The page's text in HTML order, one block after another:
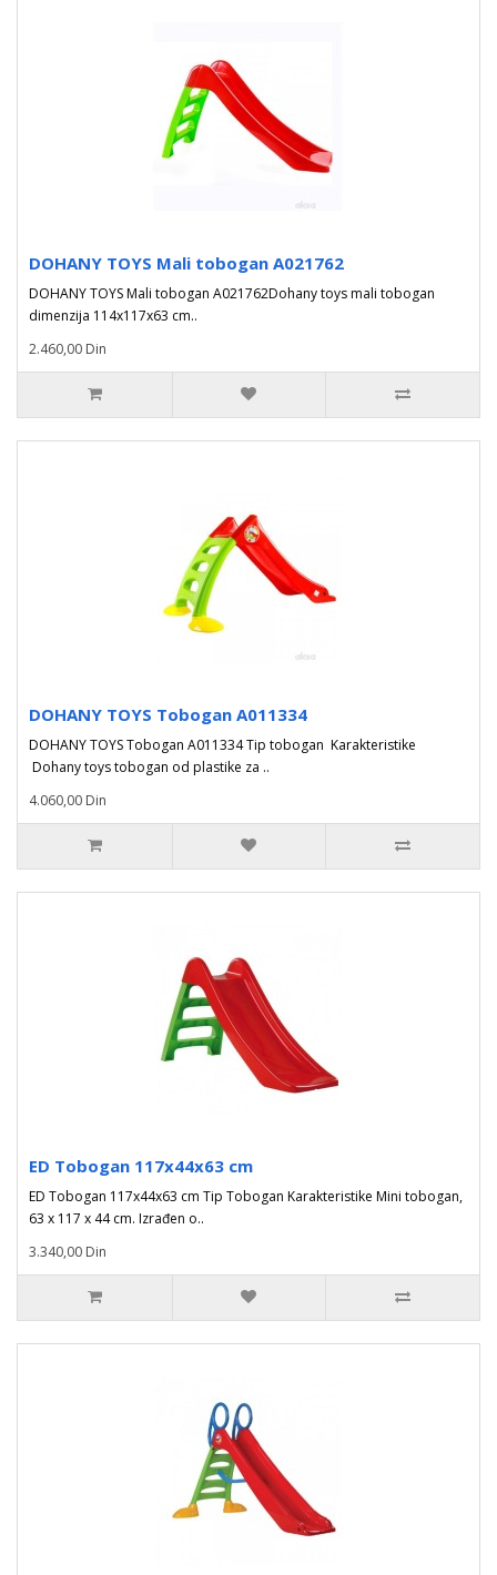
DOHANY TOYS Mali tobogan A021762
DOHANY TOYS Mali tobogan A021762Dohany toys mali tobogan
dimenzija 114x117x63 cm..
2.460,00 Din
DOHANY TOYS Tobogan A011334
DOHANY TOYS Tobogan A011334 Tip tobogan Karakteristike
Dohany toys tobogan od plastike za ..
4.060,00 Din
ED Tobogan 117x44x63 cm
ED Tobogan 117x44x63 cm Tip Tobogan Karakteristike Mini tobogan,
63 x 117 x 44 cm. Izrađen o..
3.340,00 Din